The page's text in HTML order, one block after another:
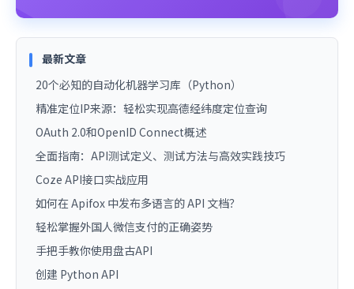
最新文章
20个必知的自动化机器学习库（Python）
精准定位IP来源：轻松实现高德经纬度定位查询
OAuth 2.0和OpenID Connect概述
全面指南：API测试定义、测试方法与高效实践技巧
Coze API接口实战应用
如何在 Apifox 中发布多语言的 API 文档？
轻松掌握外国人微信支付的正确姿势
手把手教你使用盘古API
创建 Python API